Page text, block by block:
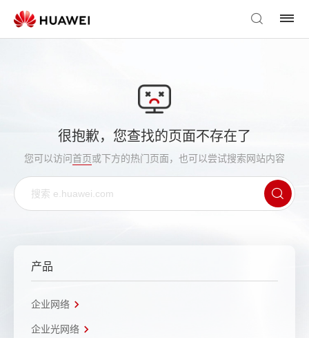
很抱歉，您查找的页面不存在了
您可以访问首页或下方的热门页面，也可以尝试搜索网站内容
产品
企业网络
企业光网络